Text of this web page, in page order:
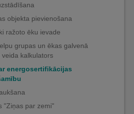
objekta pievienošana
ražoto ēku ievade
grupas un ēkas galvenā
veida kalkulators
energosertifikācijas
"Ziņas par zemi"